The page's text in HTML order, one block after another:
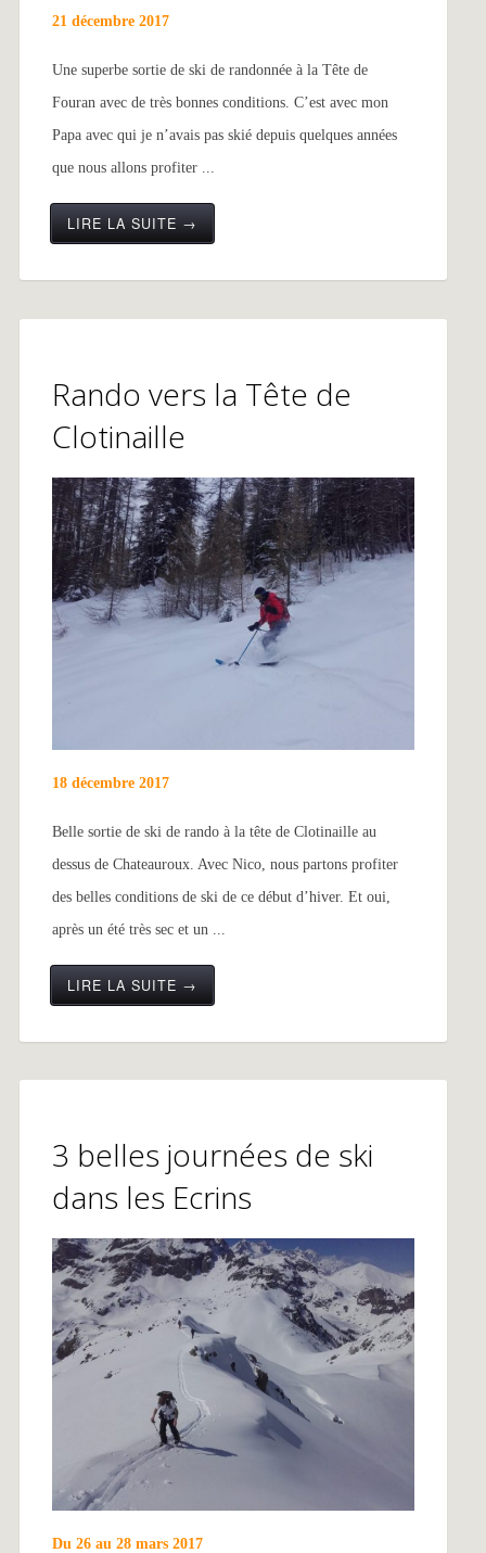
21 décembre 2017
Une superbe sortie de ski de randonnée à la Tête de
Fouran avec de très bonnes conditions. C’est avec mon
Papa avec qui je n’avais pas skié depuis quelques années
que nous allons profiter ...
LIRE LA SUITE →
Rando vers la Tête de
Clotinaille
18 décembre 2017
Belle sortie de ski de rando à la tête de Clotinaille au
dessus de Chateauroux. Avec Nico, nous partons profiter
des belles conditions de ski de ce début d’hiver. Et oui,
après un été très sec et un ...
LIRE LA SUITE →
3 belles journées de ski
dans les Ecrins
Du 26 au 28 mars 2017